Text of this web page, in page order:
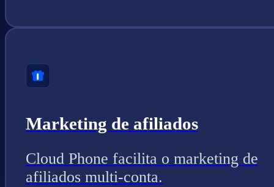
Marketing de afiliados
Cloud Phone facilita o marketing de
afiliados multi-conta.